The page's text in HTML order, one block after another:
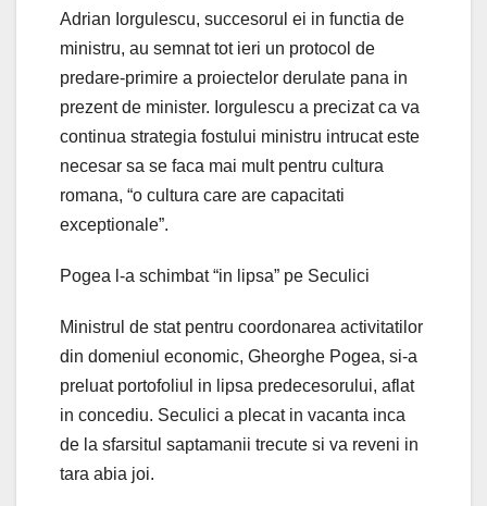
Adrian Iorgulescu, succesorul ei in functia de
ministru, au semnat tot ieri un protocol de
predare-primire a proiectelor derulate pana in
prezent de minister. Iorgulescu a precizat ca va
continua strategia fostului ministru intrucat este
necesar sa se faca mai mult pentru cultura
romana, “o cultura care are capacitati
exceptionale”.
Pogea l-a schimbat “in lipsa” pe Seculici
Ministrul de stat pentru coordonarea activitatilor
din domeniul economic, Gheorghe Pogea, si-a
preluat portofoliul in lipsa predecesorului, aflat
in concediu. Seculici a plecat in vacanta inca
de la sfarsitul saptamanii trecute si va reveni in
tara abia joi.